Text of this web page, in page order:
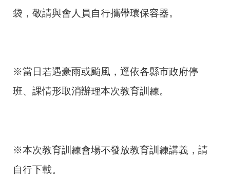
袋，敬請與會人員自行攜帶環保容器。
※當日若遇豪雨或颱風，逕依各縣市政府停
班、課情形取消辦理本次教育訓練。
※本次教育訓練會場不發放教育訓練講義，請
自行下載。